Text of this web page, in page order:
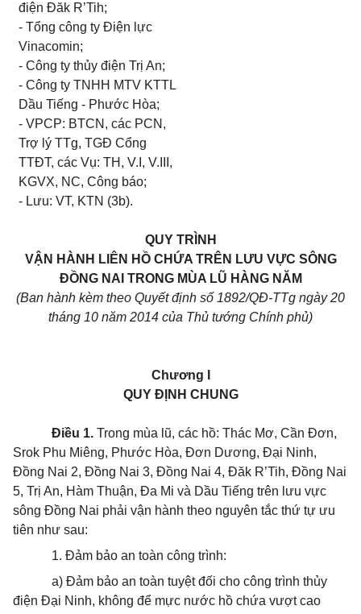
điện Đăk R’Tih;
- Tổng công ty Điện lực
Vinacomin;
- Công ty thủy điện Trị An;
- Công ty TNHH MTV KTTL
Dầu Tiếng - Phước Hòa;
- VPCP: BTCN, các PCN,
Trợ lý TTg, TGĐ Cổng
TTĐT, các Vụ: TH, V.I, V.III,
KGVX, NC, Công báo;
- Lưu: VT, KTN (3b).
QUY TRÌNH
VẬN HÀNH LIÊN HỒ CHỨA TRÊN LƯU VỰC SÔNG
ĐỒNG NAI TRONG MÙA LŨ HÀNG NĂM
(Ban hành kèm theo Quyết định số 1892/QĐ-TTg ngày 20
tháng 10 năm 2014 của Thủ tướng Chính phủ)
Chương I
QUY ĐỊNH CHUNG
Điều 1. Trong mùa lũ, các hồ: Thác Mơ, Cần Đơn,
Srok Phu Miêng, Phước Hòa, Đơn Dương, Đại Ninh,
Đồng Nai 2, Đồng Nai 3, Đồng Nai 4, Đăk R’Tih, Đồng Nai
5, Trị An, Hàm Thuận, Đa Mi và Dầu Tiếng trên lưu vực
sông Đồng Nai phải vận hành theo nguyên tắc thứ tự ưu
tiên như sau:
1. Đảm bảo an toàn công trình:
a) Đảm bảo an toàn tuyệt đối cho công trình thủy
điện Đại Ninh, không để mực nước hồ chứa vượt cao